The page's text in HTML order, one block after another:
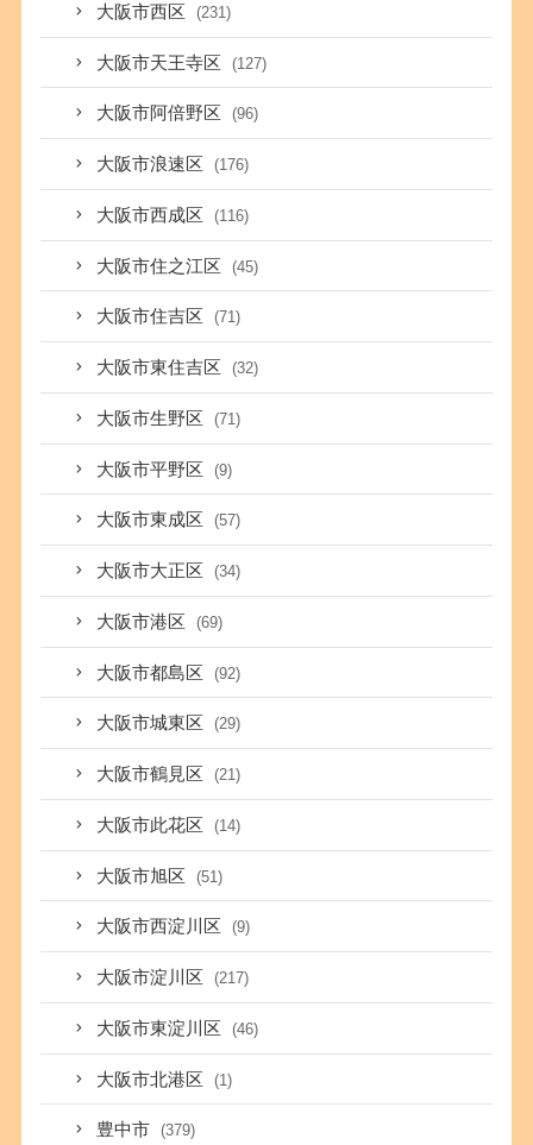
大阪市西区 (231)
大阪市天王寺区 (127)
大阪市阿倍野区 (96)
大阪市浪速区 (176)
大阪市西成区 (116)
大阪市住之江区 (45)
大阪市住吉区 (71)
大阪市東住吉区 (32)
大阪市生野区 (71)
大阪市平野区 (9)
大阪市東成区 (57)
大阪市大正区 (34)
大阪市港区 (69)
大阪市都島区 (92)
大阪市城東区 (29)
大阪市鶴見区 (21)
大阪市此花区 (14)
大阪市旭区 (51)
大阪市西淀川区 (9)
大阪市淀川区 (217)
大阪市東淀川区 (46)
大阪市北港区 (1)
豊中市 (379)